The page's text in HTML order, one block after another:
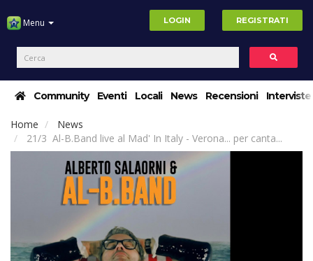
Menu LOGIN REGISTRATI
Community Eventi Locali News Recensioni Interviste
Home
News
21/3 Al-B.Band live al Mad' In Italy - Verona... per canta...